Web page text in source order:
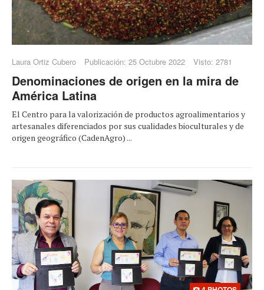
Laura Ortiz Cubero Publicación: 25 Octubre 2022 Visto: 2781
Denominaciones de origen en la mira de
América Latina
El Centro para la valorización de productos agroalimentarios y
artesanales diferenciados por sus cualidades bioculturales y de
origen geográfico (CadenAgro) ...